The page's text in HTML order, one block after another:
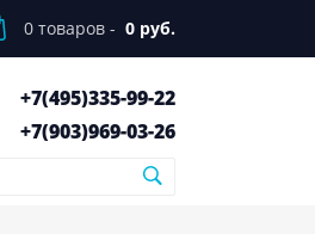
0 товаров - 0 руб.
+7(495)335-99-22
+7(903)969-03-26